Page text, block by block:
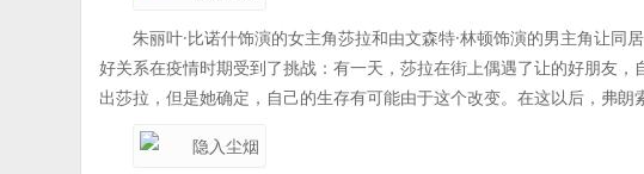
朱丽叶·比诺什饰演的女主角莎拉和由文森特·林顿饰演的男主角让
好关系在疫情时期受到了挑战：有一天，莎拉在街上偶遇了让的好朋友
出莎拉，但是她确定，自己的生存有可能由于这个改变。在这以后，弗朗